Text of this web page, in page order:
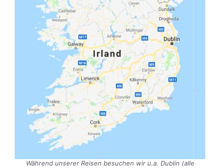
Während unserer Reisen besuchen wir u.a. Dublin (alle